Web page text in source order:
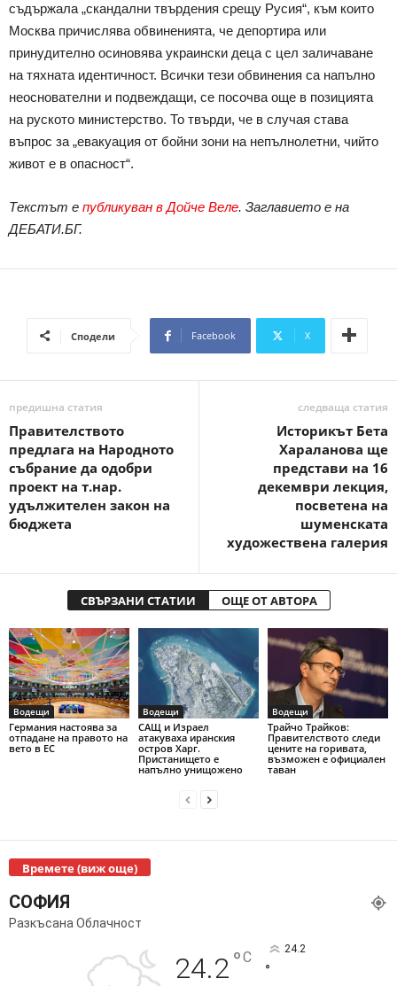
съдържала „скандални твърдения срещу Русия“, към които
Москва причислява обвиненията, че депортира или
принудително осиновява украински деца с цел заличаване
на тяхната идентичност. Всички тези обвинения са напълно
неоснователни и подвеждащи, се посочва още в позицията
на руското министерство. То твърди, че в случая става
въпрос за „евакуация от бойни зони на непълнолетни, чийто
живот е в опасност“.
Текстът е публикуван в Дойче Веле. Заглавието е на
ДЕБАТИ.БГ.
Сподели Facebook X
предишна статия
Правителството
предлага на Народното
събрание да одобри
проект на т.нар.
удължителен закон на
бюджета
следваща статия
Историкът Бета
Хараланова ще
представи на 16
декември лекция,
посветена на
шуменската
художествена галерия
СВЪРЗАНИ СТАТИИ ОЩЕ ОТ АВТОРА
Водещи
Германия настоява за
отпадане на правото на
вето в ЕС
Водещи
САЩ и Израел
атакуваха иранския
остров Харг.
Пристанището е
напълно унищожено
Водещи
Трайчо Трайков:
Правителството следи
цените на горивата,
възможен е официален
таван
Времете (виж още)
СОФИЯ
Разкъсана Облачност
24.2°C 24.2
°